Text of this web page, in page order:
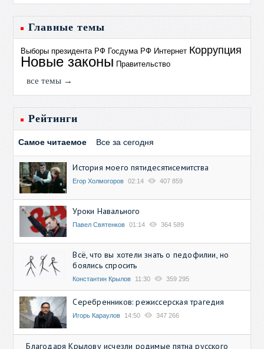
Главные темы
Выборы президента РФ Госдума РФ Интернет Коррупция
Новые законы Правительство
все темы →
Рейтинги
Самое читаемое Все за сегодня
История моего пятидесятисемитства
Егор Холмогоров 02:14 407 859
Уроки Навального
Павел Святенков 01:14 364 589
Всё, что вы хотели знать о педофилии, но
боялись спросить
Константин Крылов 11:30 359 295
Серебренников: режиссерская трагедия
Игорь Караулов 14:50 347 266
Благодаря Крылову исчезли родимые пятна русского